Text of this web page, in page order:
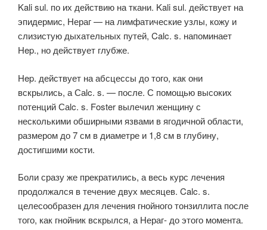
Kali sul. по их действию на ткани. Kali sul. действует на
эпидермис, Нераг — на лимфатические узлы, кожу и
слизистую дыхательных путей, Calc. s. напоминает
Hep., но действует глубже.
Hep. действует на абсцессы до того, как они
вскрылись, а Саlc. s. — после. С помощью высоких
потенций Саlc. s. Foster вылечил женщину с
несколькими обширными язвами в ягодичной области,
размером до 7 см в диаметре и 1,8 см в глубину,
достигшими кости.
Боли сразу же прекратились, а весь курс лечения
продолжался в течение двух месяцев. Calc. s.
целесообразен для лечения гнойного тонзиллита после
того, как гнойник вскрылся, а Нераг- до этого момента.